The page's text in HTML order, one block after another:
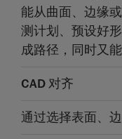
能从曲面、边缘
测计划、预设好
成路径，同时又
CAD 对齐
通过选择表面、